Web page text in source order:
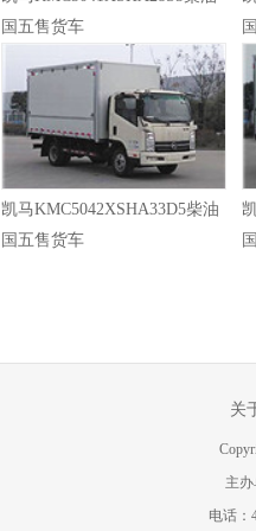
国五售货车
凯马KMC5042XSHA33D5柴油
国五售货车
关
主
电话：